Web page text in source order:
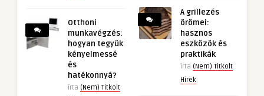
Otthoni
munkavégzés:
hogyan tegyük
kényelmessé
és
hatékonnyá?
írta (Nem) Titkolt
A grillezés
örömei:
hasznos
eszközök és
praktikák
írta (Nem) Titkolt
Hírek